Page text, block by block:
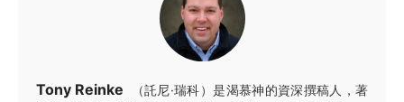
Tony Reinke
（託尼·瑞科）是渴慕神的資深撰稿人，著